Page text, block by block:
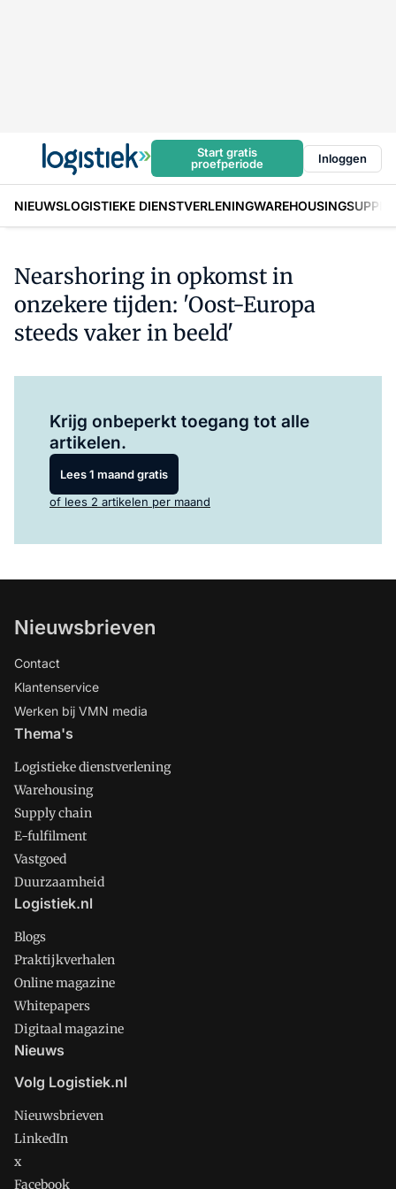
Start gratis
proefperiode
Inloggen
NIEUWSLOGISTIEKE DIENSTVERLENINGWAREHOUSING
Nearshoring in opkomst in
onzekere tijden: 'Oost-Europa
steeds vaker in beeld'
Krijg onbeperkt toegang tot alle
artikelen.
Lees 1 maand gratis
of lees 2 artikelen per maand
Nieuwsbrieven
Contact
Klantenservice
Werken bij VMN media
Thema's
Logistieke dienstverlening
Warehousing
Supply chain
E-fulfilment
Vastgoed
Duurzaamheid
Logistiek.nl
Blogs
Praktijkverhalen
Online magazine
Whitepapers
Digitaal magazine
Nieuws
Volg Logistiek.nl
Nieuwsbrieven
LinkedIn
x
Facebook